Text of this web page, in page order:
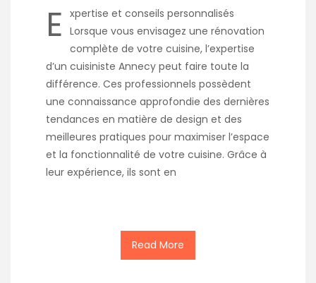
E xpertise et conseils personnalisés
Lorsque vous envisagez une rénovation
complète de votre cuisine, l’expertise
d’un cuisiniste Annecy peut faire toute la
différence. Ces professionnels possèdent
une connaissance approfondie des dernières
tendances en matière de design et des
meilleures pratiques pour maximiser l’espace
et la fonctionnalité de votre cuisine. Grâce à
leur expérience, ils sont en
Read More